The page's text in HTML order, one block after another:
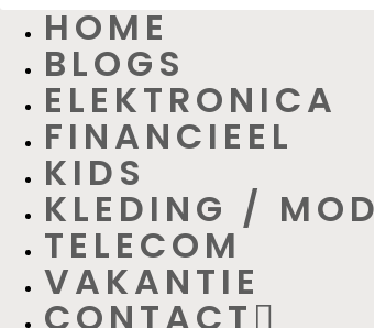
HOME
BLOGS
ELEKTRONICA
FINANCIEEL
KIDS
KLEDING /
TELECOM
VAKANTIE
CONTACT